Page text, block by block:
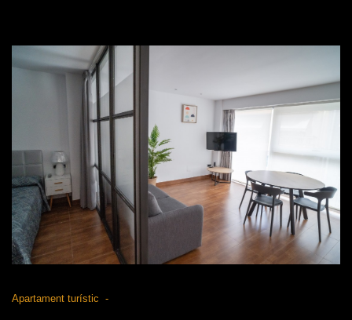
Apartament turístic